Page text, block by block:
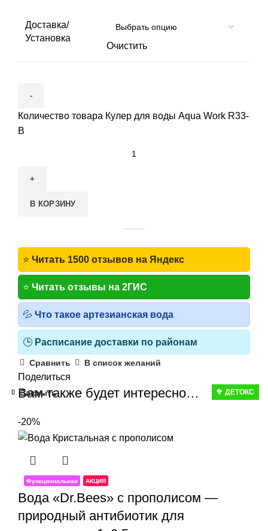
Доставка/
Установка
Очистить
Количество товара Кулер для воды Aqua Work R33-
B
В КОРЗИНУ
⭐ Читать 1500 отзывов на Яндекс
⭐ Читать отзывы на 2ГИС
💦 Что такое артезианская вода
🕒 Расписание доставки по районам
Сравнить В список желаний
Поделиться
Вам также будет интересно…
-20%
Закрыть
Функциональная АКЦИЯ
Вода «Dr.Bees» с прополисом —
природный антибиотик для
Закрыть 🥦 ДЕТОКС
Закрыть
Закрыть
Закрыть